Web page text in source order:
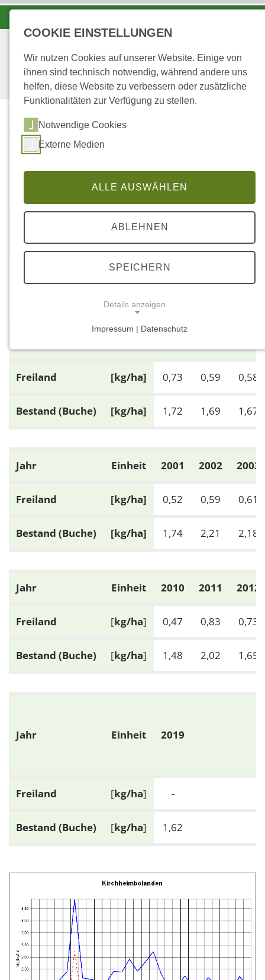
STARTSEITE ...
Station: Kichheimbolanden
H 5501497 Höhe über NN: 597 m
Element: Mg
Freiland [kg/ha] 0,73 0,59 0,58
Bestand (Buche) [kg/ha] 1,72 1,69 1,67
Jahr Einheit 2001 2002 2003
Freiland [kg/ha] 0,52 0,59 0,61
Bestand (Buche) [kg/ha] 1,74 2,21 2,18
Jahr Einheit 2010 2011 2012
Freiland [kg/ha] 0,47 0,83 0,73
Bestand (Buche) [kg/ha] 1,48 2,02 1,65
Jahr Einheit 2019
Freiland [kg/ha] -
Bestand (Buche) [kg/ha] 1,62
COOKIE EINSTELLUNGEN
Wir nutzen Cookies auf unserer Website. Einige von
ihnen sind technisch notwendig, während andere uns
helfen, diese Website zu verbessern oder zusätzliche
Funktionalitäten zur Verfügung zu stellen.
Notwendige Cookies
Externe Medien
ALLE AUSWÄHLEN
ABLEHNEN
SPEICHERN
Details anzeigen
Funktionen und sind für die einwandfreie Funktion
der Website erforderlich.
Einverständnis-Cookie
cookie_consent
Einverständnis-Optionen des Benutzers
1 Jahr
EXTERNE MEDIEN
diesen externen Medien Cookies gesetzt.
YouTube
Impressum | Datenschutz